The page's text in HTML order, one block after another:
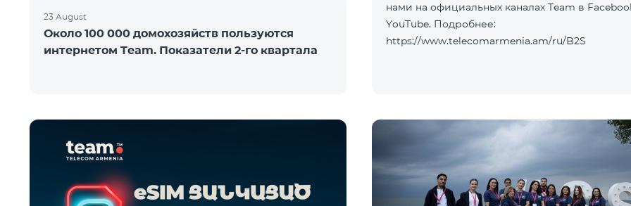
23 August
Около 100 000 домохозяйств пользуются
интернетом Team. Показатели 2-го квартала
нами на официальных каналах Team в
YouTube. Подробнее:
https://www.telecomarmenia.am/ru/B2S